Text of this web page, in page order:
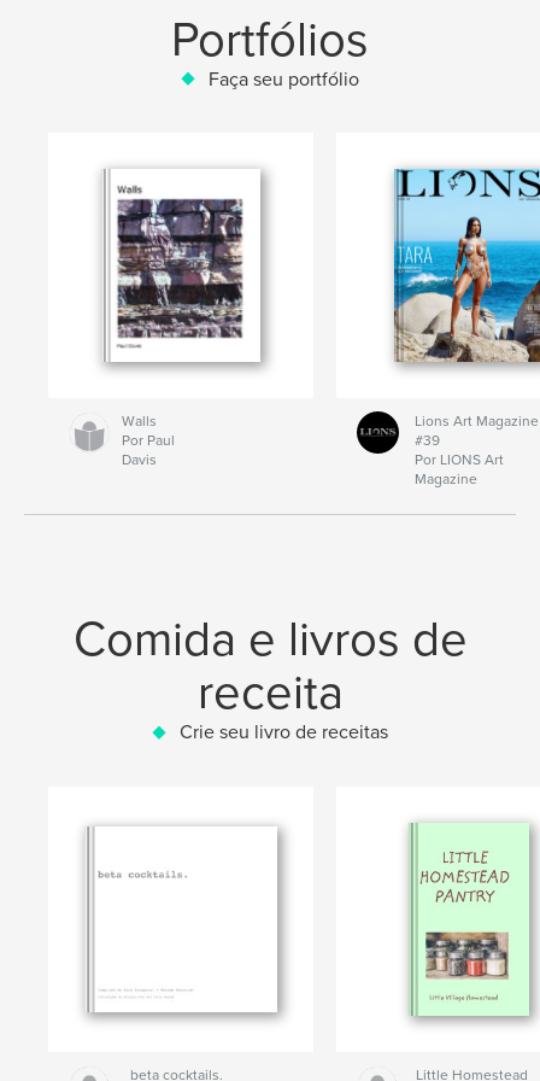
Portfólios
Faça seu portfólio
Walls
Por Paul
Davis
Lions Art Magazine
#39
Por LIONS Art
Magazine
Comida e livros de
receita
Crie seu livro de receitas
beta cocktails. Little Homestead